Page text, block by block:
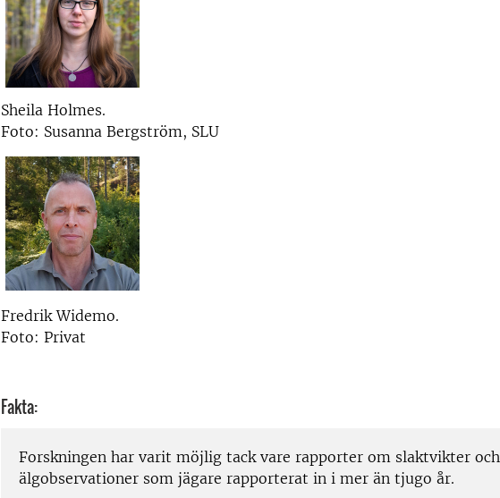
Sheila Holmes.
Foto: Susanna Bergström, SLU
Fredrik Widemo.
Foto: Privat
Fakta:
Forskningen har varit möjlig tack vare rapporter om slaktvikter och
älgobservationer som jägare rapporterat in i mer än tjugo år.